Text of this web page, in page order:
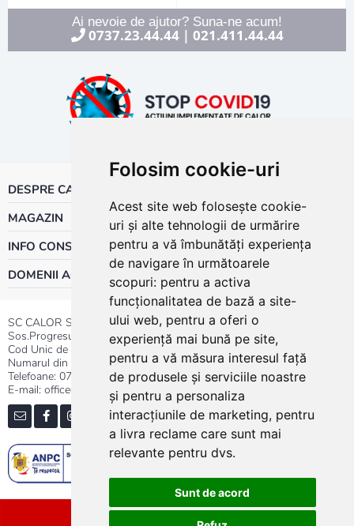
Folosim cookie-uri
Acest site web folosește cookie-
uri și alte tehnologii de urmărire
pentru a vă îmbunătăți experiența
de navigare în următoarele
scopuri: pentru a activa
funcționalitatea de bază a site-
ului web, pentru a oferi o
experiență mai bună pe site,
pentru a vă măsura interesul față
de produsele și serviciile noastre
și pentru a personaliza
interacțiunile de marketing, pentru
a livra reclame care sunt mai
relevante pentru dvs.
Sunt de acord
Ai nevoie de ajutor? Suna-ne acum!
0737.23.44.44| 021.411.44.44
DESPRE CALOR
MAGAZIN
INFO CONSUMATOR
DOMENII ACTIVITATE
SC CALOR SRL
Sos.Progresului nr.30-40, Sector 5, Bucuresti
Cod Unic de Inregistrare: RO 3004724
Numarul din Registrul Comertului:J40/13176/1991
Telefoane: 0737.23.44.44|021.411.44.44
E-mail: office@calor.ro